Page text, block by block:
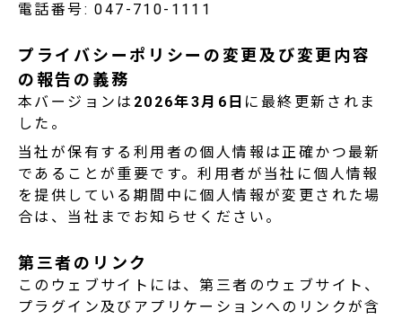
電話番号: 047-710-1111
プライバシーポリシーの変更及び変更内容
の報告の義務
本バージョンは 2026年3月6日 に最終更新されま
した。
当社が保有する利用者の個人情報は正確かつ最新
であることが重要です。利用者が当社に個人情報
を提供している期間中に個人情報が変更された場
合は、当社までお知らせください。
第三者のリンク
このウェブサイトには、第三者のウェブサイト、
プラグイン及びアプリケーションへのリンクが含